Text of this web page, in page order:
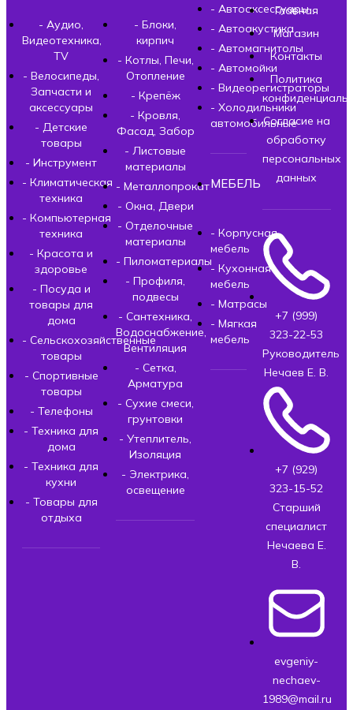
- Аудио,
Видеотехника,
TV
- Велосипеды,
Запчасти и
аксессуары
- Детские
товары
- Инструмент
- Климатическая
техника
- Компьютерная
техника
- Красота и
здоровье
- Посуда и
товары для
дома
- Сельскохозяйственные
товары
- Спортивные
товары
- Телефоны
- Техника для
дома
- Техника для
кухни
- Товары для
отдыха
- Блоки,
кирпич
- Котлы, Печи,
Отопление
- Крепёж
- Кровля,
Фасад, Забор
- Листовые
материалы
- Металлопрокат
- Окна, Двери
- Отделочные
материалы
- Пиломатериалы
- Профиля,
подвесы
- Сантехника,
Водоснабжение,
Вентиляция
- Сетка,
Арматура
- Сухие смеси,
грунтовки
- Утеплитель,
Изоляция
- Электрика,
освещение
- Автоаксессуары
- Автоакустика
- Автомагнитолы
- Автомойки
- Видеорегистраторы
- Холодильники
автомобильные
МЕБЕЛЬ
- Корпусная
мебель
- Кухонная
мебель
- Матрасы
- Мягкая
мебель
Главная
Магазин
Контакты
Политика
Согласие на
обработку
персональных
данных
+7 (999)
323-22-53
Руководитель
Нечаев Е. В.
+7 (929)
323-15-52
Старший
специалист
Нечаева Е.
В.
evgeniy-
nechaev-
1989@mail.ru